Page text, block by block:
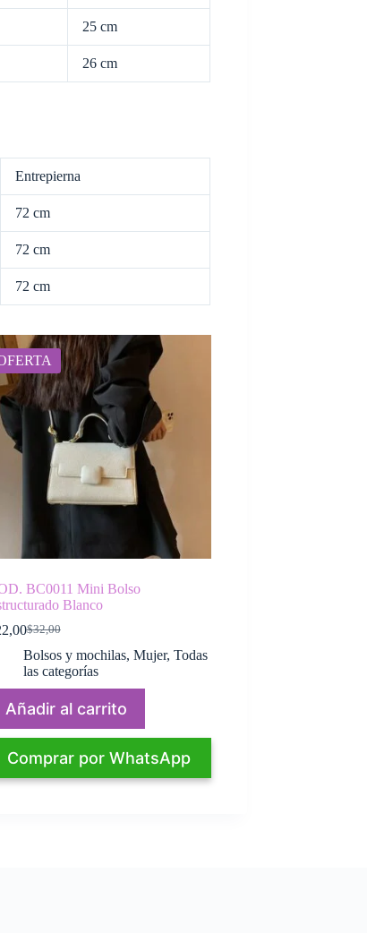
25 cm
26 cm
Entrepierna
72 cm
72 cm
72 cm
BC0011 Mini Bolso
Blanco
$32,00
El
precio
original
$32,00.
El
precio
actual
$22,00.
Bolsos y mochilas, Mujer, Todas
las categorías
Añadir al carrito
Comprar por WhatsApp